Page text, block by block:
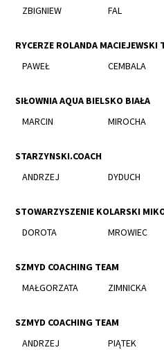
ZBIGNIEW
FAL
RYCERZE ROLANDA MACIEJEWSKI
PAWEŁ
CEMBALA
SIŁOWNIA AQUA BIELSKO BIAŁA
MARCIN
MIROCHA
STARZYNSKI.COACH
ANDRZEJ
DYDUCH
STOWARZYSZENIE KOLARSKI
DOROTA
MROWIEC
SZMYD COACHING TEAM
MAŁGORZATA
ZIMNICKA
SZMYD COACHING TEAM
ANDRZEJ
PIĄTEK